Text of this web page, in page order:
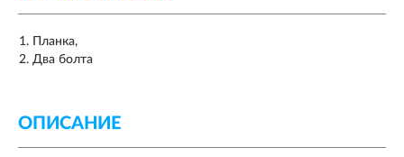
Планка,
Два болта
ОПИСАНИЕ